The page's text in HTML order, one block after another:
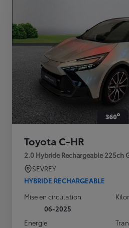
Toyota C-HR
2.0 Hybride Rechargeable 225ch
SEVREY
HYBRIDE RECHARGEABLE
Mise en circulation
06-2025
Energie